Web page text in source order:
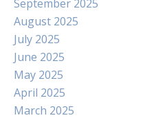
September 2025
August 2025
July 2025
June 2025
May 2025
April 2025
March 2025